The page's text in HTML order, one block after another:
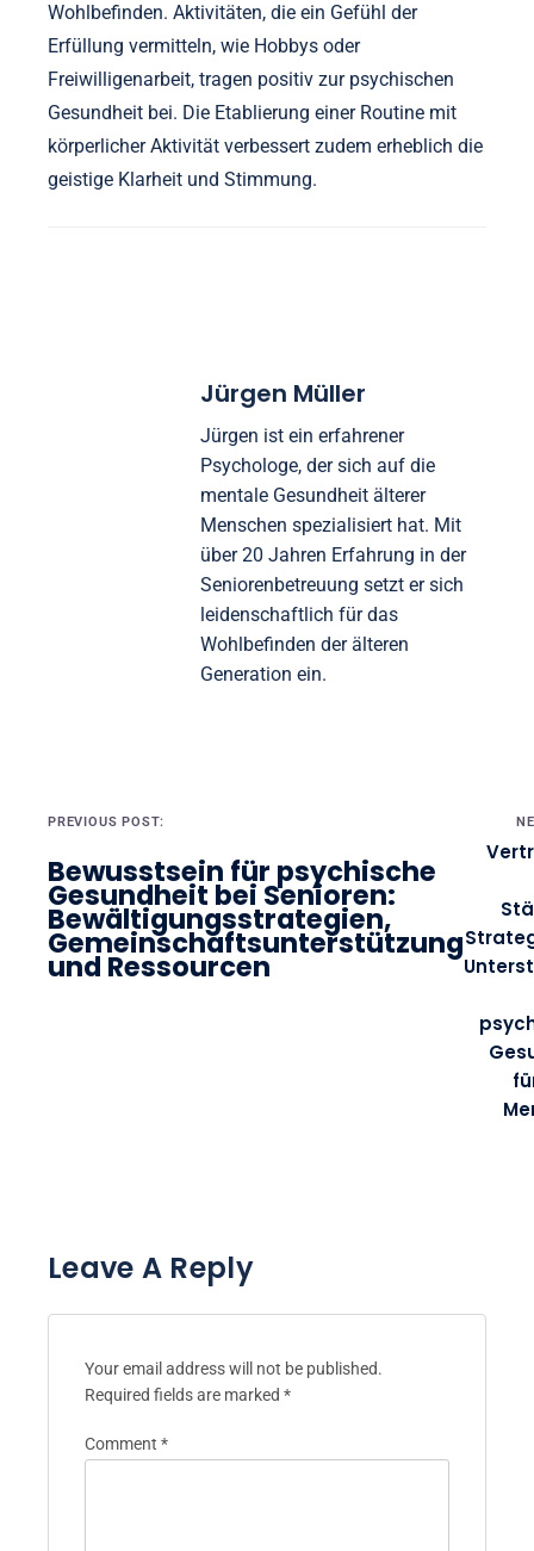
Wohlbefinden. Aktivitäten, die ein Gefühl der
Erfüllung vermitteln, wie Hobbys oder
Freiwilligenarbeit, tragen positiv zur psychischen
Gesundheit bei. Die Etablierung einer Routine mit
körperlicher Aktivität verbessert zudem erheblich die
geistige Klarheit und Stimmung.
Jürgen Müller
Jürgen ist ein erfahrener
Psychologe, der sich auf die
mentale Gesundheit älterer
Menschen spezialisiert hat. Mit
über 20 Jahren Erfahrung in der
Seniorenbetreuung setzt er sich
leidenschaftlich für das
Wohlbefinden der älteren
Generation ein.
Post navigation
PREVIOUS POST:
Bewusstsein für psychische
Gesundheit bei Senioren:
Bewältigungsstrategien,
Gemeinschaftsunterstützung
und Ressourcen
Leave A Reply
Your email address will not be published.
Required fields are marked *
Comment *